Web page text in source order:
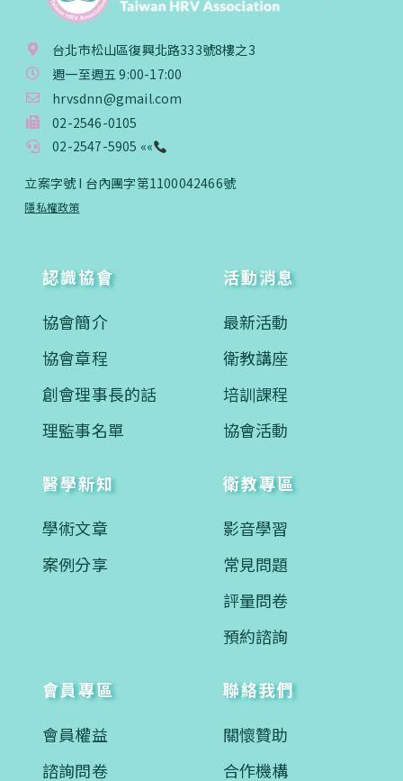
台北市松山區復興北路333號8樓之3
週一至週五 9:00-17:00
hrvsdnn@gmail.com
02-2546-0105
02-2547-5905 ««
立案字號 I 台內團字第1100042466號
隱私權政策
認識協會
協會簡介
協會章程
創會理事長的話
理監事名單
活動消息
最新活動
衛教講座
培訓課程
協會活動
醫學新知
學術文章
案例分享
衛教專區
影音學習
常見問題
評量問卷
預約諮詢
會員專區
會員權益
諮詢問卷
聯絡我們
關懷贊助
合作機構